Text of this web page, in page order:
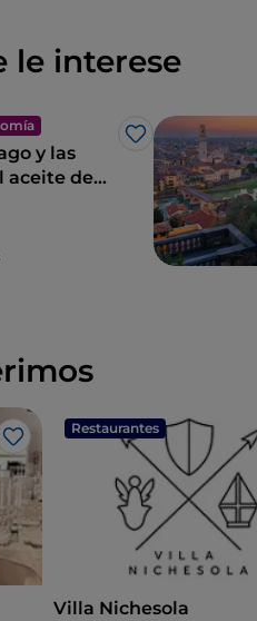
le interese
Me gusta
y las
aceite de
Me gusta
Restaurantes
Villa Nichesola